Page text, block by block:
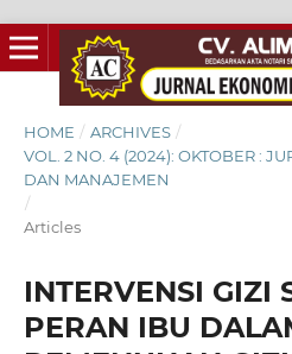
HOME / ARCHIVES /
VOL. 2 NO. 4 (2024): OKTOBER :
DAN MANAJEMEN
/
Articles
INTERVENSI GIZI
PERAN IBU